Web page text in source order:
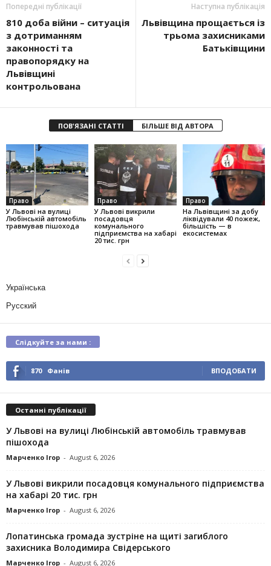
Попередні публікації
810 доба війни – ситуація
з дотриманням
законності та
правопорядку на
Львівщині
контрольована
Наступна публікація
Львівщина прощається із
трьома захисниками
Батьківщини
ПОВ'ЯЗАНІ СТАТТІ БІЛЬШЕ ВІД АВТОРА
Право
У Львові на вулиці
Любінській автомобіль
травмував пішохода
Право
У Львові викрили
посадовця
комунального
підприємства на хабарі
20 тис. грн
Право
На Львівщині за добу
ліквідували 40 пожеж,
більшість — в
екосистемах
Українська
Русский
Слідкуйте за нами :
870 Фанів ВПОДОБАТИ
Останні публікації
У Львові на вулиці Любінській автомобіль травмував
пішохода
Марченко Ігор - August 6, 2026
У Львові викрили посадовця комунального підприємства
на хабарі 20 тис. грн
Марченко Ігор - August 6, 2026
Лопатинська громада зустріне на щиті загиблого
захисника Володимира Свідерського
Марченко Ігор - August 6, 2026